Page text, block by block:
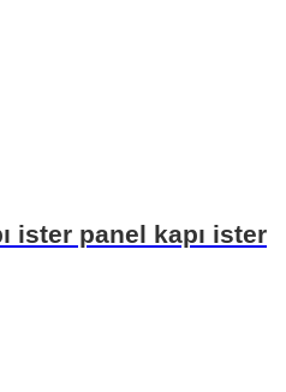
ister panel kapı ister